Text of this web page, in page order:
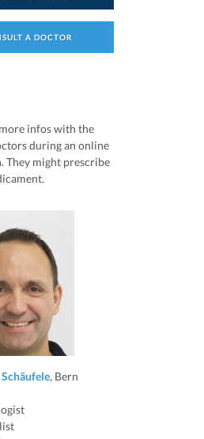
A DOCTOR
infos with the
during an online
They might prescribe
, Bern